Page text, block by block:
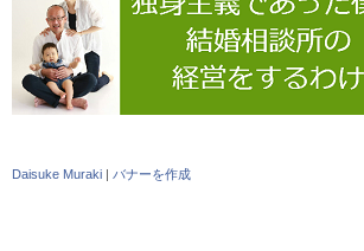
Daisuke Muraki | バナーを作成